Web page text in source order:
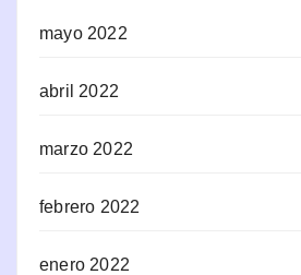
mayo 2022
abril 2022
marzo 2022
febrero 2022
enero 2022